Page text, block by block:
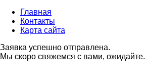
Главная
Контакты
Карта сайта
Заявка успешно отправлена.
Мы скоро свяжемся с вами, ожидайте.